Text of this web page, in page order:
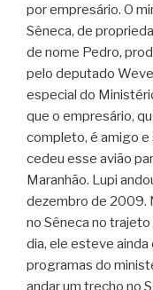
por empresário. O
Sêneca, de
de nome Pedro,
pelo deputado
especial do
que o empresário,
completo, é amigo
cedeu esse avião
Maranhão. Lupi
dezembro de 2009.
no Sêneca no
dia, ele esteve ainda
programas do
andar um trecho no